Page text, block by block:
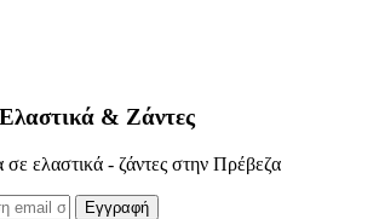
& Ζάντες
ελαστικά - ζάντες στην Πρέβεζα
Εγγραφή